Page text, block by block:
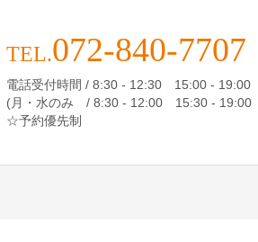
TEL.072-840-7707
電話受付時間 / 8:30 - 12:30 15:00 - 19:00
(月・水のみ / 8:30 - 12:00 15:30 - 19:00
☆予約優先制